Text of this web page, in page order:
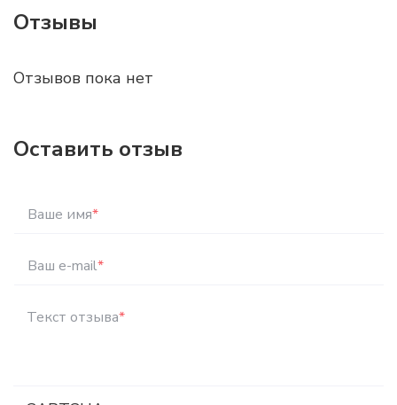
Отзывы
Отзывов пока нет
Оставить отзыв
Ваше имя*
Ваш e-mail*
Текст отзыва*